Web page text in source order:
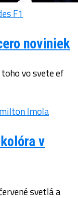
noviniek
vo svete ef
v
svetlá a